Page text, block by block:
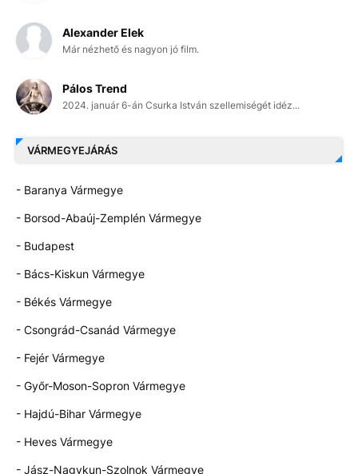
Alexander Elek
Már nézhető és nagyon jó film.
Pálos Trend
2024. január 6-án Csurka István szellemiségét idéz...
VÁRMEGYEJÁRÁS
- Baranya Vármegye
- Borsod-Abaúj-Zemplén Vármegye
- Budapest
- Bács-Kiskun Vármegye
- Békés Vármegye
- Csongrád-Csanád Vármegye
- Fejér Vármegye
- Győr-Moson-Sopron Vármegye
- Hajdú-Bihar Vármegye
- Heves Vármegye
- Jász-Nagykun-Szolnok Vármegye